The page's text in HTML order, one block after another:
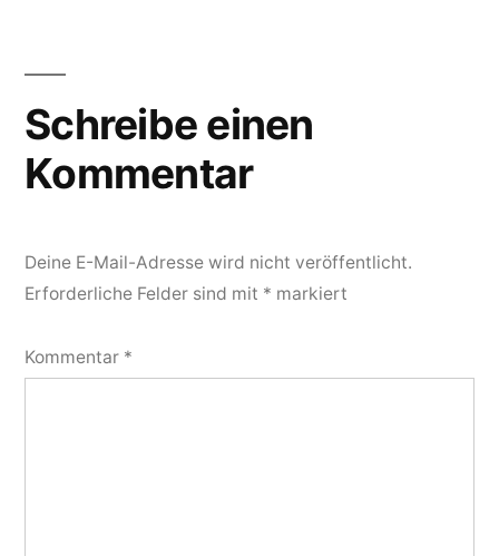
Schreibe einen
Kommentar
Deine E-Mail-Adresse wird nicht veröffentlicht.
Erforderliche Felder sind mit * markiert
Kommentar *